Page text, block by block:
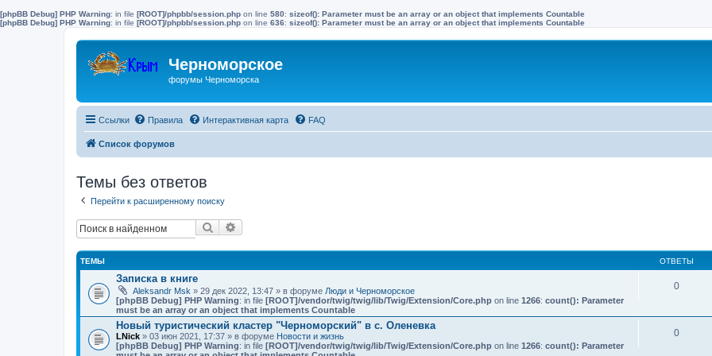
[phpBB Debug] PHP Warning: in file [ROOT]/phpbb/session.php on line 580: sizeof(): Parameter must be an array or an object that implements Countable
[phpBB Debug] PHP Warning: in file [ROOT]/phpbb/session.php on line 636: sizeof(): Parameter must be an array or an object that implements Countable
Черноморское
форумы Черноморска
Ссылки Правила Интерактивная карта FAQ
Список форумов
Темы без ответов
Перейти к расширенному поиску
Поиск
ТЕМЫ ОТВЕТЫ
Записка в книге
Aleksandr Msk » 29 дек 2022, 13:47 » в форуме Люди и Черноморское
[phpBB Debug] PHP Warning: in file [ROOT]/vendor/twig/twig/lib/Twig/Extension/Core.php on line 1266: count(): Parameter
must be an array or an object that implements Countable
0
Новый туристический кластер "Черноморский" в с. Оленевка
LNick » 03 июн 2021, 17:37 » в форуме Новости и жизнь
[phpBB Debug] PHP Warning: in file [ROOT]/vendor/twig/twig/lib/Twig/Extension/Core.php on line 1266: count(): Parameter
0